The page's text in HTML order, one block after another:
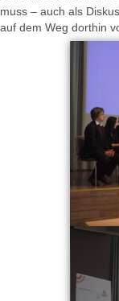
muss – auch als
auf dem Weg dorthin